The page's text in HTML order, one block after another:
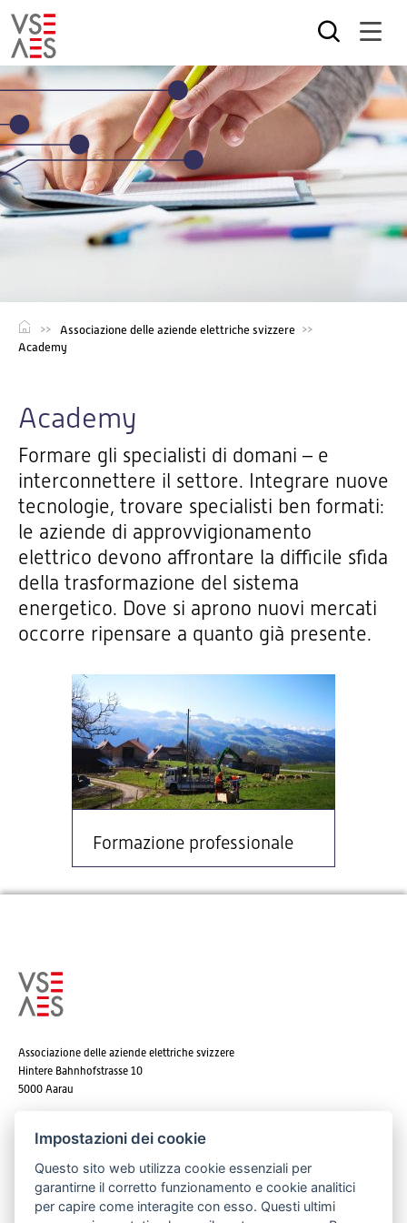
Salta
al
contenuto
principale
Associazione delle aziende elettriche svizzere
Academy
Academy
Formare gli specialisti di domani – e
interconnettere il settore. Integrare nuove
tecnologie, trovare specialisti ben formati:
le aziende di approvvigionamento
elettrico devono affrontare la difficile sfida
della trasformazione del sistema
energetico. Dove si aprono nuovi mercati
occorre ripensare a quanto già presente.
Formazione professionale
Associazione delle aziende elettriche svizzere
Hintere Bahnhofstrasse 10
5000 Aarau
E-mail:info@strom.ch
Impostazioni dei cookie
Questo sito web utilizza cookie essenziali per
garantirne il corretto funzionamento e cookie analitici
per capire come interagite con esso. Questi ultimi